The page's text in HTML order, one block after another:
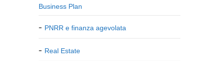
Business Plan
PNRR e finanza agevolata
Real Estate